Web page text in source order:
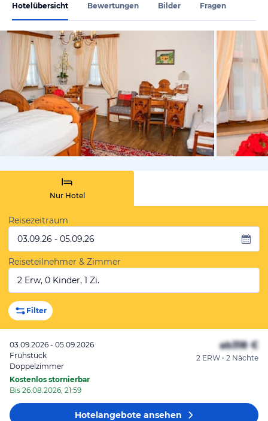
Hotelübersicht Bewertungen Bilder Fragen
von
Nur Hotel
Reisezeitraum
03.09.26 - 05.09.26
Reiseteilnehmer & Zimmer
2 Erw, 0 Kinder, 1 Zi.
Filter
03.09.2026 - 05.09.2026
Frühstück
Doppelzimmer
Kostenlos stornierbar
Bis 26.08.2026, 21:59
ab318 €
2 ERW • 2 Nächte
Hotelangeboteansehen